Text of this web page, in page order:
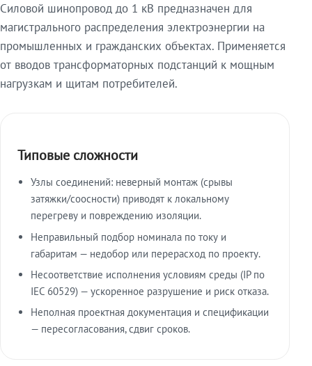
Силовой шинопровод до 1 кВ предназначен для
магистрального распределения электроэнергии на
промышленных и гражданских объектах. Применяется
от вводов трансформаторных подстанций к мощным
нагрузкам и щитам потребителей.
Типовые сложности
Узлы соединений: неверный монтаж (срывы
затяжки/соосности) приводят к локальному
перегреву и повреждению изоляции.
Неправильный подбор номинала по току и
габаритам — недобор или перерасход по проекту.
Несоответствие исполнения условиям среды (IP по
IEC 60529) — ускоренное разрушение и риск отказа.
Неполная проектная документация и спецификации
— пересогласования, сдвиг сроков.